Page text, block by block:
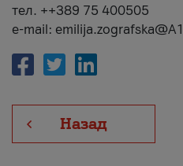
тел. ++389 75 400505
e-mail:
Назад